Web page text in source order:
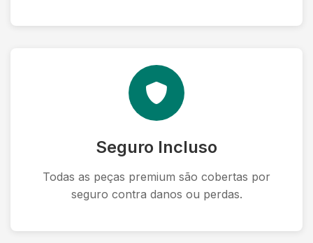
Seguro Incluso
Todas as peças premium são cobertas por
seguro contra danos ou perdas.